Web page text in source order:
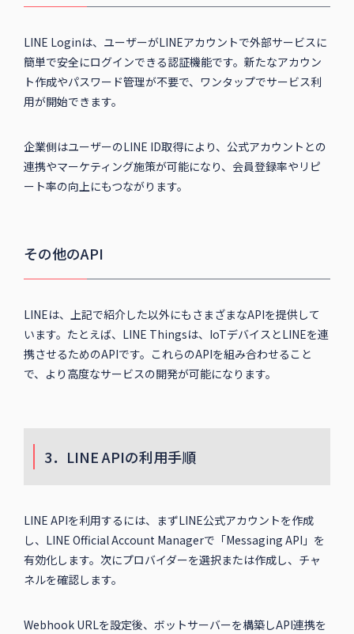
LINE Loginは、ユーザーがLINEアカウントで外部サービスに
簡単で安全にログインできる認証機能です。新たなアカウン
ト作成やパスワード管理が不要で、ワンタップでサービス利
用が開始できます。
企業側はユーザーのLINE ID取得により、公式アカウントとの
連携やマーケティング施策が可能になり、会員登録率やリピ
ート率の向上にもつながります。
その他のAPI
LINEは、上記で紹介した以外にもさまざまなAPIを提供して
います。たとえば、LINE Thingsは、IoTデバイスとLINEを連
携させるためのAPIです。これらのAPIを組み合わせること
で、より高度なサービスの開発が可能になります。
3．LINE APIの利用手順
LINE APIを利用するには、まずLINE公式アカウントを作成
し、LINE Official Account Managerで「Messaging API」を
有効化します。次にプロバイダーを選択または作成し、チャ
ネルを確認します。
Webhook URLを設定後、ボットサーバーを構築しAPI連携を